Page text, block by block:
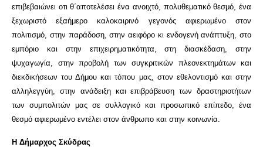
επιβεβαιώνει οτι θ΄αποτελέσει ένα ανοιχτό, πολυθεματικό θεσμό, ένα
ξεχωριστό εξαήμερο καλοκαιρινό γεγονός αφιερωμένο στον
πολιτισμό, στην παράδοση, στην αειφόρο κι ενδογενή ανάπτυξη, στο
εμπόριο και στην επιχειρηματικότητα, στη διασκέδαση, στην
ψυχαγωγία, στην προβολή των συγκριτικών πλεονεκτημάτων και
διεκδικήσεων του Δήμου και τόπου μας, στον εθελοντισμό και στην
αλληλεγγύη, στην ανάδειξη και επιβράβευση των δραστηριοτήτων
των συμπολιτών μας σε συλλογικό και προσωπικό επίπεδο, ένα
θεσμό αφιερωμένο εντέλει στον άνθρωπο και στην κοινωνία.
Η Δήμαρχος Σκύδρας